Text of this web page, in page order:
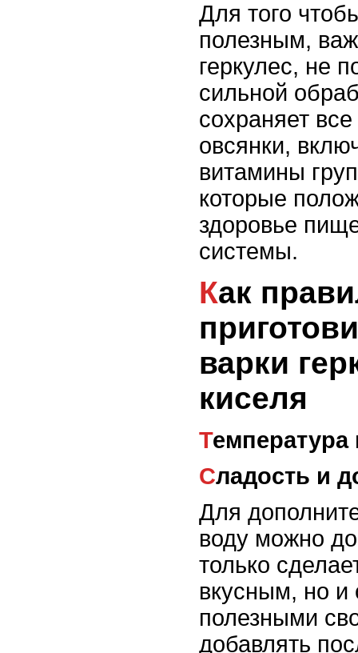
Для того
полезным,
геркулес, не
сильной
сохраняет
овсянки,
витамины
которые
здоровье
системы.
Как правильно
варки
киселя
Сладость и
Для
воду можно
только
вкусным, но и
полезными
добавлять